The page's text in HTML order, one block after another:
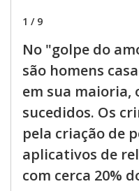
1 / 9
No "golpe do
são homens
em sua maioria,
sucedidos. Os
pela criação de
aplicativos de
com cerca 20%